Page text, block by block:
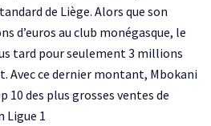
de Liège. Alors que son
d’euros au club monégasque, le
tard pour seulement 3 millions
Avec ce dernier montant, Mbokani
10 des plus grosses ventes de
Ligue 1